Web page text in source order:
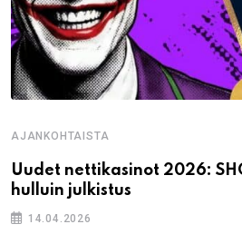
AJANKOHTAISTA
Uudet nettikasinot 2026:
hulluin julkistus
14.04.2026